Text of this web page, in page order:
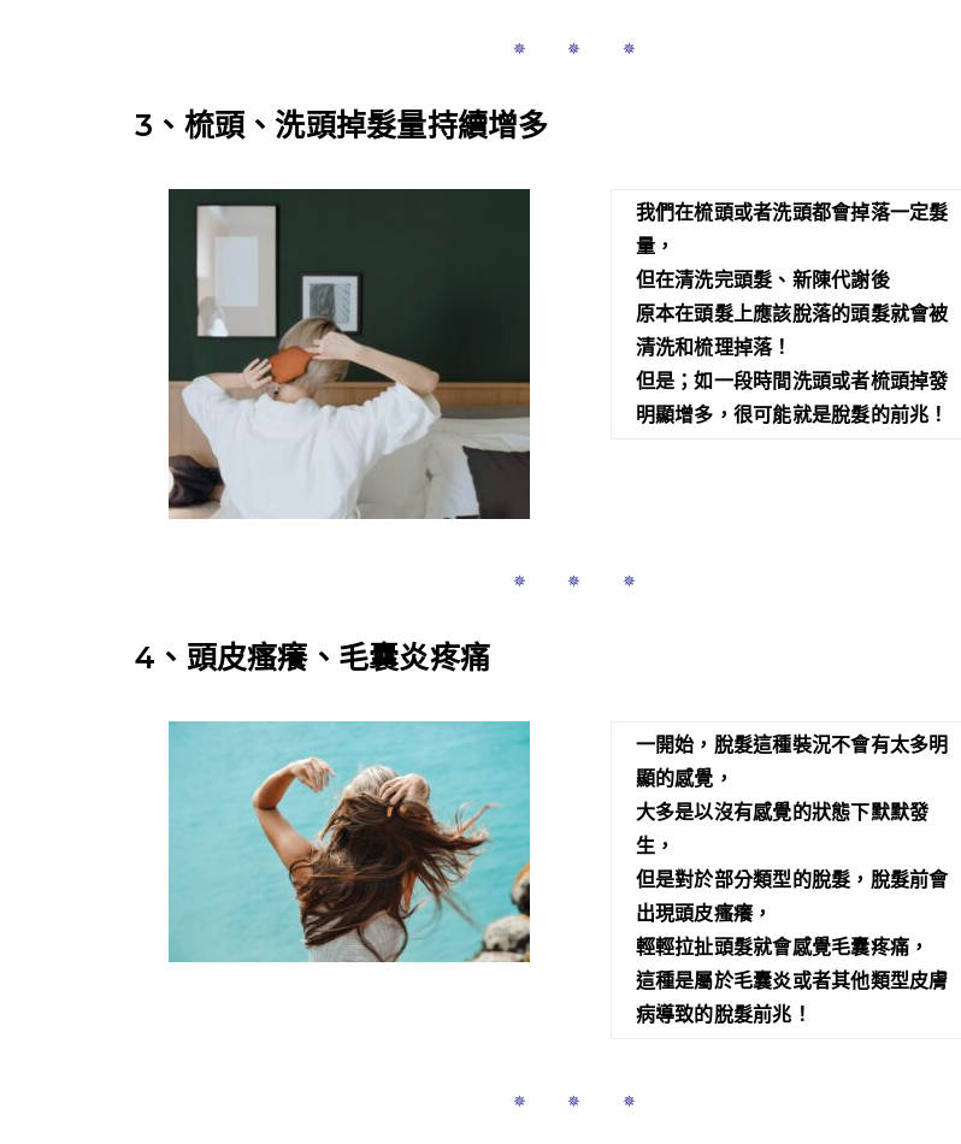
✵ ✵ ✵
3、梳頭、洗頭掉髮量持續增多
我們在梳頭或者洗頭都會掉落一定髮
量，
但在清洗完頭髮、新陳代謝後
原本在頭髮上應該脫落的頭髮就會被
清洗和梳理掉落！
但是；如一段時間洗頭或者梳頭掉發
明顯增多，很可能就是脫髮的前兆！
✵ ✵ ✵
4、頭皮瘙癢、毛囊炎疼痛
一開始，脫髮這種裝況不會有太多明
顯的感覺，
大多是以沒有感覺的狀態下默默發
生，
但是對於部分類型的脫髮， 脫髮前會
出現頭皮瘙癢，
輕輕拉扯頭髮就會感覺毛囊疼痛，
這種是屬於毛囊炎或者其他類型皮膚
病導致的脫髮前兆！
✵ ✵ ✵